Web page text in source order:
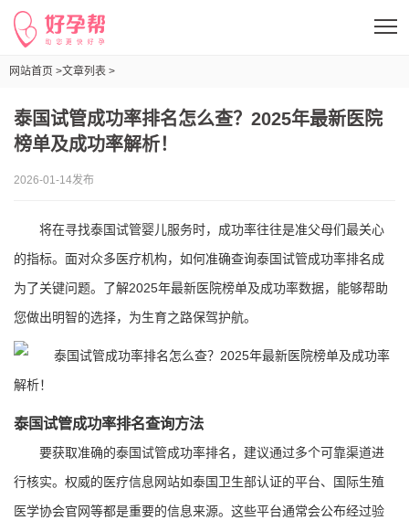
网站首页 >文章列表 >
泰国试管成功率排名怎么查？2025年最新医院
榜单及成功率解析！
2026-01-14发布
将在寻找泰国试管婴儿服务时，成功率往往是准父母们最关心
的指标。面对众多医疗机构，如何准确查询泰国试管成功率排名成
为了关键问题。了解2025年最新医院榜单及成功率数据，能够帮助
您做出明智的选择，为生育之路保驾护航。
泰国试管成功率排名查询方法
要获取准确的泰国试管成功率排名，建议通过多个可靠渠道进
行核实。权威的医疗信息网站如泰国卫生部认证的平台、国际生殖
医学协会官网等都是重要的信息来源。这些平台通常会公布经过验